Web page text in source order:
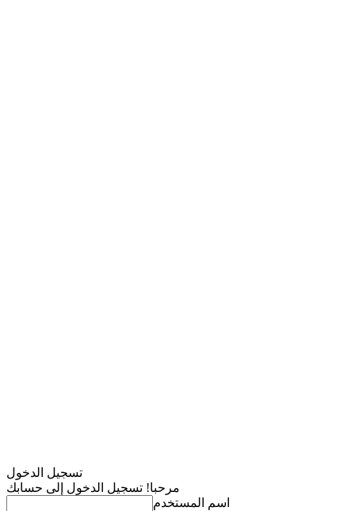
تسجيل الدخول
مرحبا! تسجيل الدخول إلى حسابك
اسم المستخدم